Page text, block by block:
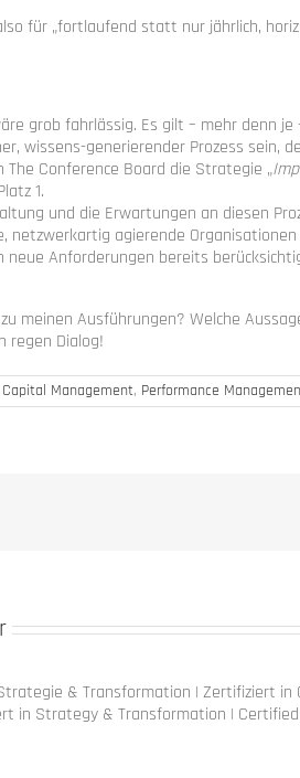
für „fortlaufend statt nur jährlich,
grob fahrlässig. Es gilt – mehr denn
wissens-generierender Prozess sein,
The Conference Board die Strategie „
1.
und die Erwartungen an diesen
netzwerkartig agierende
Anforderungen bereits
meinen Ausführungen? Welche
regen Dialog!
Management, Performance
& Transformation | Zertifiziert
in Strategy & Transformation |